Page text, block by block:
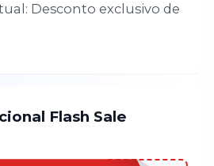
Desconto exclusivo de
Flash Sale